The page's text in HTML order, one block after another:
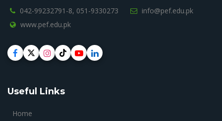
042-99232791-8, 051-9330273
info@pef.edu.pk
www.pef.edu.pk
Useful Links
Home